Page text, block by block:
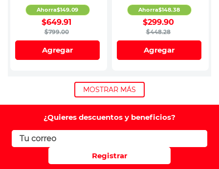
$799.00
$649.91
Ahorra$149.09
Agregar
$448.28
$299.90
Ahorra$148.38
Agregar
MOSTRAR MÁS
¿Quieres descuentos y beneficios?
Registrar